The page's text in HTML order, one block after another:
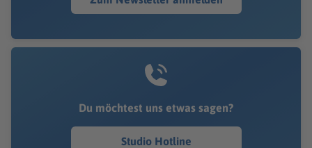
Du möchtest uns etwas sagen?
Studio Hotline